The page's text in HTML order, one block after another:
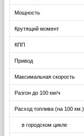
Мощность
Крутящий момент
КПП
Привод
Максимальная скорость
Разгон до 100 км/ч
Расход топлива (на 100 км.)
в городском цикле